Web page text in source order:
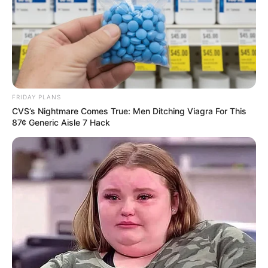
FRIDAY PLANS
CVS’s Nightmare Comes True: Men Ditching Viagra For This
87¢ Generic Aisle 7 Hack